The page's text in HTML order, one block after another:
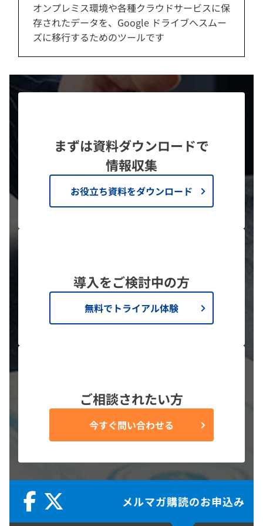
オンプレミス環境や各種クラウドサービスに保
存されたデータを、Google ドライブへスムー
ズに移行するためのツールです
まずは資料ダウンロードで
情報収集
お役立ち資料をダウンロード
導入をご検討中の方
無料でトライアル体験
ご相談されたい方
今すぐ問い合わせる
メルマガ購読のお申込み